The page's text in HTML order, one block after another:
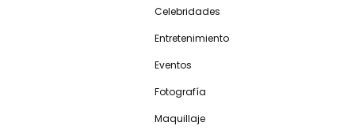
Celebridades
Entretenimiento
Eventos
Fotografía
Maquillaje